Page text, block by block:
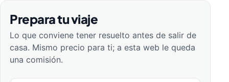
Prepara tu viaje
Lo que conviene tener resuelto antes de salir de
casa. Mismo precio para ti; a esta web le queda
una comisión.